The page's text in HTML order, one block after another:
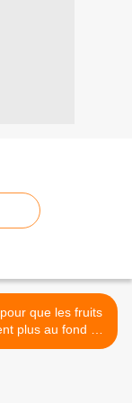
que les fruits
plus au fond du
gâteau >